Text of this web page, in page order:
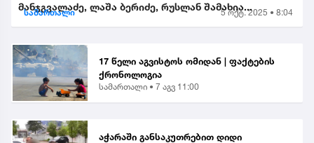
მანჯგვალაძე, ლაშა ბერიძე, რუსლან შამახია...
სამართალი 5 ოქტ. 2025 • 8:04
17 წელი აგვისტოს ომიდან | ფაქტების
ქრონოლოგია
სამართალი • 7 აგვ 11:00
აჭარაში განსაკუთრებით დიდი